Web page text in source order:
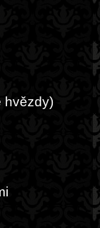
hvězdy)